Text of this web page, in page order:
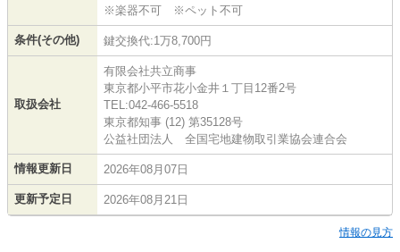
※楽器不可 ※ペット不可
条件(その他) 鍵交換代:1万8,700円
取扱会社
有限会社共立商事
東京都小平市花小金井１丁目12番2号
TEL:042-466-5518
東京都知事 (12) 第35128号
公益社団法人 全国宅地建物取引業協会連合会
情報更新日 2026年08月07日
更新予定日 2026年08月21日
情報の見方